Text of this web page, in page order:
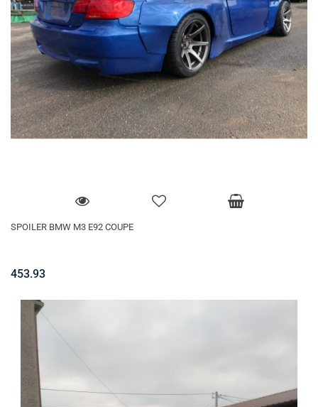
SPOILER BMW M3 E92 COUPE
453.93